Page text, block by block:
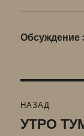
Обсуждение
по
НАЗАД
Предыдущая
УТРО